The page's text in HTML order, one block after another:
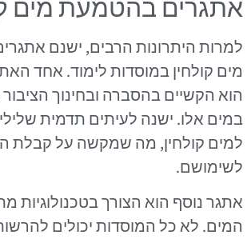
אתגרים בהטמעת מים
למרות היתרונות הרבים, ישנם
מים קולחין במוסדות לימוד. אחד
הוא הקשיים בהסברה ובחינוך
במים אלו. ישנה לעיתים תדמית
למים קולחין, מה שמקשה על קבלת
לשימושם.
אתגר נוסף הוא הצורך בטכנולוגיות
המים. לא כל המוסדות יכולים